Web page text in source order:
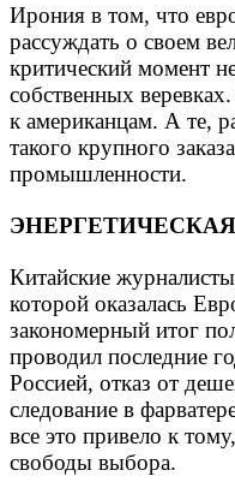
Ирония в том, что
рассуждать о своем
критический момент
собственных
к американцам. А те,
такого крупного
промышленности.
Китайские
которой оказалась
закономерный итог
проводил последние
Россией, отказ от
следование в
все это привело к
свободы выбора.